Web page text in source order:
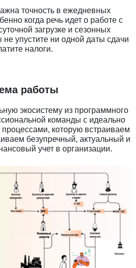
точность в ежедневных
когда речь идет о работе с
загрузке и сезонных
упустите ни одной даты сдачи
налоги.
работы
экосистему из программного
команды с идеально
которую встраиваем
безупречный, актуальный и
учет в организации.